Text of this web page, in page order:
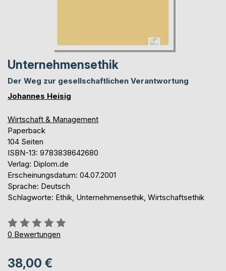
Unternehmensethik
Der Weg zur gesellschaftlichen Verantwortung
Johannes Heisig
Wirtschaft & Management
Paperback
104 Seiten
ISBN-13: 9783838642680
Verlag: Diplom.de
Erscheinungsdatum: 04.07.2001
Sprache: Deutsch
Schlagworte: Ethik, Unternehmensethik, Wirtschaftsethik
Bewertung::
0%
0 Bewertungen
38,00 €